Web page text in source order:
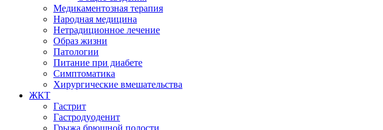
Медикаментозная терапия
Народная медицина
Нетрадиционное лечение
Образ жизни
Патологии
Питание при диабете
Симптоматика
Хирургические вмешательства
ЖКТ
Гастрит
Гастродуоденит
Грыжа брюшной полости